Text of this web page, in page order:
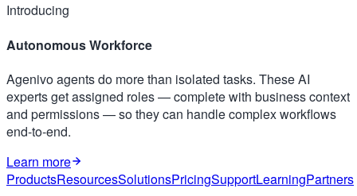
Introducing
Autonomous Workforce
Agenivo agents do more than isolated tasks. These AI
experts get assigned roles — complete with business context
and permissions — so they can handle complex workflows
end-to-end.
Learn more
ProductsResourcesSolutionsPricingSupportLearningPartners